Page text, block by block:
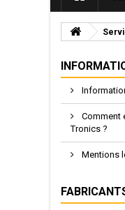
Comment
Tronics ?
Mentions